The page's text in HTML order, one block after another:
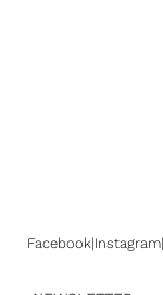
Facebook Instagram